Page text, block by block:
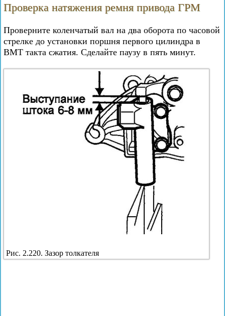
Проверка натяжения ремня привода ГРМ
Проверните коленчатый вал на два оборота по часовой
стрелке до установки поршня первого цилиндра в
ВМТ такта сжатия. Сделайте паузу в пять минут.
Рис. 2.220. Зазор толкателя